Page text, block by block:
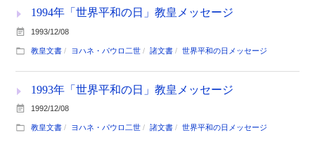
1994年「世界平和の日」教皇メッセージ
1993/12/08
教皇文書 ヨハネ・パウロ二世 諸文書 世界平和の日メッセージ
1993年「世界平和の日」教皇メッセージ
1992/12/08
教皇文書 ヨハネ・パウロ二世 諸文書 世界平和の日メッセージ